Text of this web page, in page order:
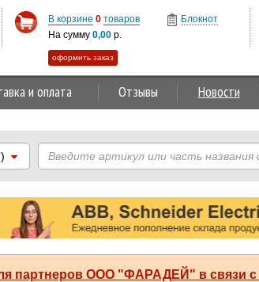
и оплата Отзывы Новости
партнеров ООО "ФАРАДЕЙ" в связи с
В корзине 0 товаров
На сумму 0,00 р.
оформить заказ
Блокнот